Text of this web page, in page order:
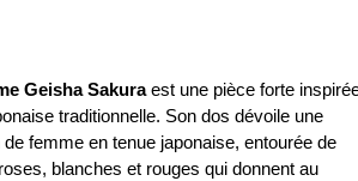
Geisha Sakura est une pièce forte
traditionnelle. Son dos dévoile une
femme en tenue japonaise, entourée de
blanches et rouges qui donnent au